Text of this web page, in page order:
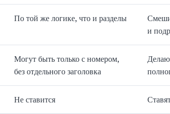
По той же логике, что и разделы
и
Могут быть только с номером,
без отдельного заголовка
Не ставится